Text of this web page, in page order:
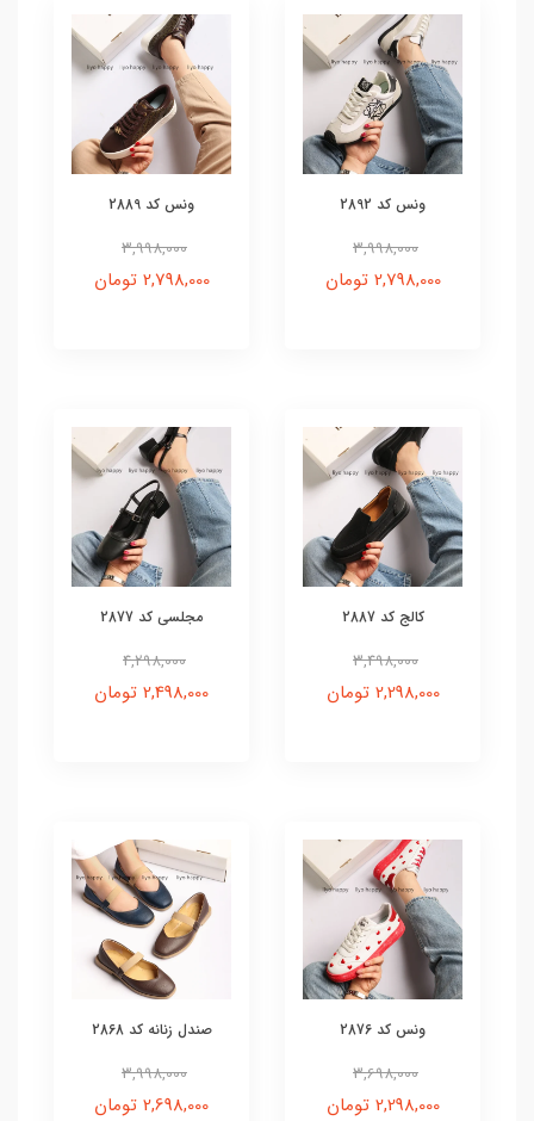
ونس کد 2892
3,998,000
2,798,000 تومان
ونس کد 2889
3,998,000
2,798,000 تومان
کالج کد 2887
3,498,000
2,298,000 تومان
مجلسی کد 2877
4,298,000
2,498,000 تومان
ونس کد 2876
3,698,000
2,298,000 تومان
صندل زنانه کد 2868
3,998,000
2,698,000 تومان